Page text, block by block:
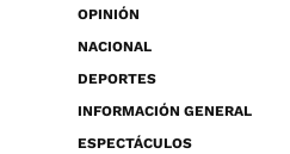
OPINIÓN
NACIONAL
DEPORTES
INFORMACIÓN GENERAL
ESPECTÁCULOS